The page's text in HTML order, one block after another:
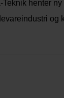
henter
og